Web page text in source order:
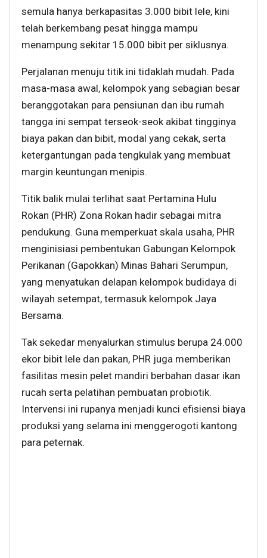
semula hanya berkapasitas 3.000 bibit lele, kini
telah berkembang pesat hingga mampu
menampung sekitar 15.000 bibit per siklusnya.
Perjalanan menuju titik ini tidaklah mudah. Pada
masa-masa awal, kelompok yang sebagian besar
beranggotakan para pensiunan dan ibu rumah
tangga ini sempat terseok-seok akibat tingginya
biaya pakan dan bibit, modal yang cekak, serta
ketergantungan pada tengkulak yang membuat
margin keuntungan menipis.
Titik balik mulai terlihat saat Pertamina Hulu
Rokan (PHR) Zona Rokan hadir sebagai mitra
pendukung. Guna memperkuat skala usaha, PHR
menginisiasi pembentukan Gabungan Kelompok
Perikanan (Gapokkan) Minas Bahari Serumpun,
yang menyatukan delapan kelompok budidaya di
wilayah setempat, termasuk kelompok Jaya
Bersama.
Tak sekedar menyalurkan stimulus berupa 24.000
ekor bibit lele dan pakan, PHR juga memberikan
fasilitas mesin pelet mandiri berbahan dasar ikan
rucah serta pelatihan pembuatan probiotik.
Intervensi ini rupanya menjadi kunci efisiensi biaya
produksi yang selama ini menggerogoti kantong
para peternak.